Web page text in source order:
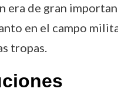
era de gran
en el campo
tropas.